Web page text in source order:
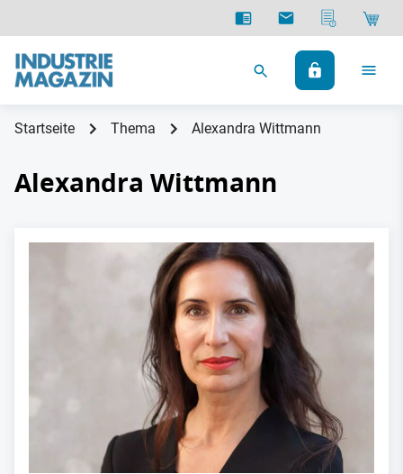
Startseite Thema Alexandra Wittmann
Alexandra Wittmann